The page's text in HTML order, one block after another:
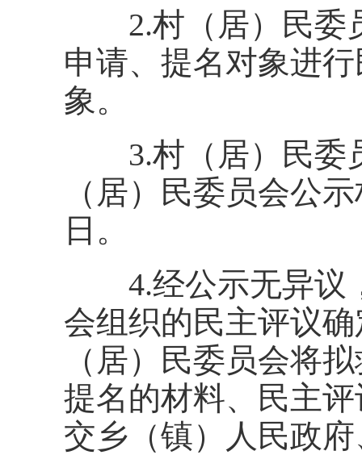
2.村（居）民委
申请、提名对象进
象。
3.村（居）民委
（居）民委员会公
日。
4.经公示无异议
会组织的民主评议
（居）民委员会将
提名的材料、民主
交乡（镇）人民政